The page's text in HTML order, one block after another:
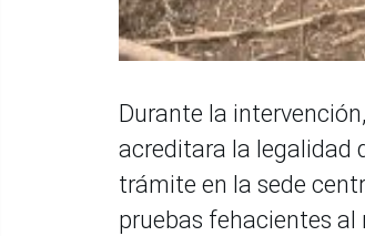
Durante la
acreditara la legalidad
trámite en la sede
pruebas fehacientes